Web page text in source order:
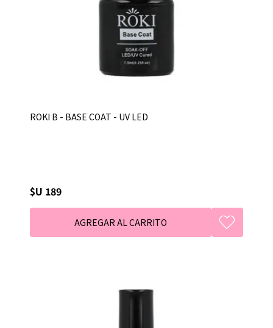
ROKI B - BASE COAT - UV LED
$U 189